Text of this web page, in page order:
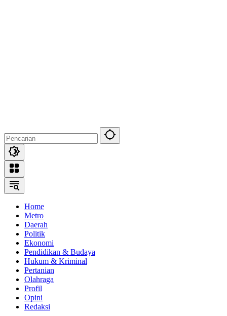
Home
Metro
Daerah
Politik
Ekonomi
Pendidikan & Budaya
Hukum & Kriminal
Pertanian
Olahraga
Profil
Opini
Redaksi